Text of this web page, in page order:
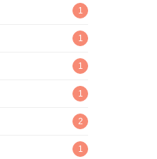
1
1
1
1
2
1